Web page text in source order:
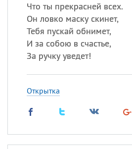
Что ты прекрасней всех.
Он ловко маску скинет,
Тебя пускай обнимет,
И за собою в счастье,
За ручку уведет!
Открытка